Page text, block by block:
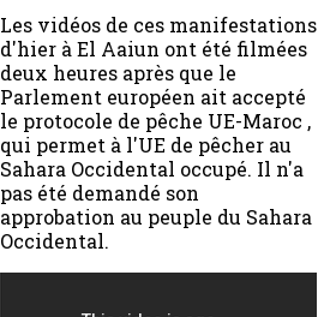
Les vidéos de ces manifestations
d'hier à El Aaiun ont été filmées
deux heures après que le
Parlement européen ait accepté
le protocole de pêche UE-Maroc ,
qui permet à l'UE de pêcher au
Sahara Occidental occupé. Il n'a
pas été demandé son
approbation au peuple du Sahara
Occidental.